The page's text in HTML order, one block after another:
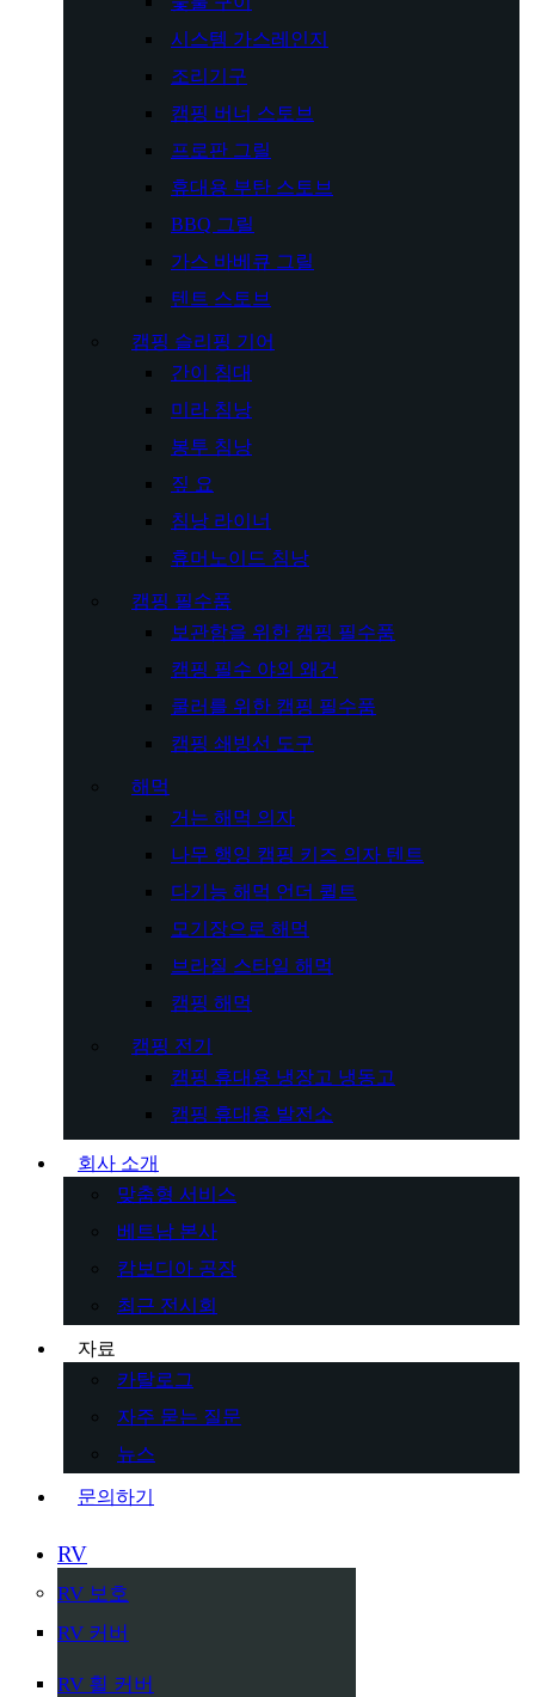
시스템 가스레인지
조리기구
캠핑 버너 스토브
프로판 그릴
휴대용 부탄 스토브
BBQ 그릴
가스 바베큐 그릴
텐트 스토브
캠핑 슬리핑 기어
간이 침대
미라 침낭
봉투 침낭
짚 요
침낭 라이너
휴머노이드 침낭
캠핑 필수품
보관함을 위한 캠핑 필수품
캠핑 필수 야외 왜건
쿨러를 위한 캠핑 필수품
캠핑 쇄빙선 도구
해먹
거는 해먹 의자
나무 행잉 캠핑 키즈 의자 텐트
다기능 해먹 언더 퀼트
모기장으로 해먹
브라질 스타일 해먹
캠핑 해먹
캠핑 전기
캠핑 휴대용 냉장고 냉동고
캠핑 휴대용 발전소
회사 소개
맞춤형 서비스
베트남 본사
캄보디아 공장
최근 전시회
자료
카탈로그
자주 묻는 질문
뉴스
문의하기
RV
RV 보호
RV 커버
RV 휠 커버